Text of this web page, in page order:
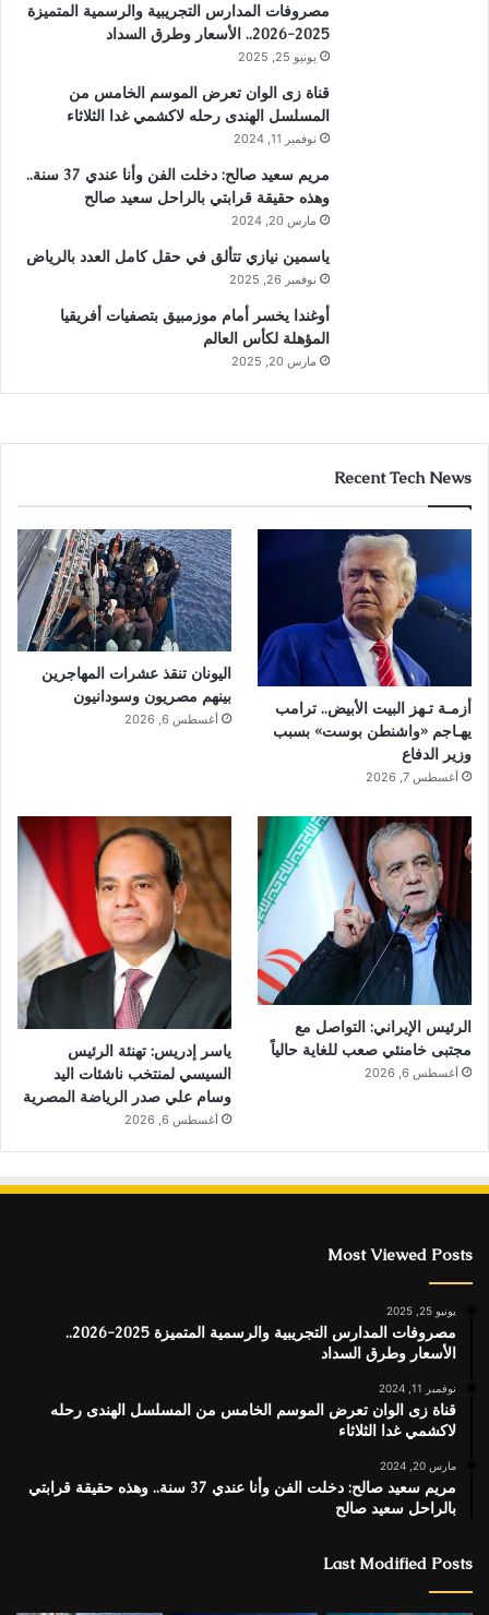
مصروفات المدارس التجريبية والرسمية المتميزة
2025-2026.. الأسعار وطرق السداد
يونيو 25, 2025
قناة زى الوان تعرض الموسم الخامس من
المسلسل الهندى رحله لاكشمي غدا الثلاثاء
نوفمبر 11, 2024
مريم سعيد صالح: دخلت الفن وأنا عندي 37 سنة..
وهذه حقيقة قرابتي بالراحل سعيد صالح
مارس 20, 2024
ياسمين نيازي تتألق في حقل كامل العدد بالرياض
نوفمبر 26, 2025
أوغندا يخسر أمام موزمبيق بتصفيات أفريقيا
المؤهلة لكأس العالم
مارس 20, 2025
Recent Tech News
أزمـة تـهز البيت الأبيض.. ترامب
يهـاجم «واشنطن بوست» بسبب
وزير الدفاع
أغسطس 7, 2026
اليونان تنقذ عشرات المهاجرين
بينهم مصريون وسودانيون
أغسطس 6, 2026
الرئيس الإيراني: التواصل مع
مجتبى خامنئي صعب للغاية حالياً
أغسطس 6, 2026
ياسر إدريس: تهنئة الرئيس
السيسي لمنتخب ناشئات اليد
وسام علي صدر الرياضة المصرية
أغسطس 6, 2026
Most Viewed Posts
يونيو 25, 2025
مصروفات المدارس التجريبية والرسمية المتميزة 2025-2026..
الأسعار وطرق السداد
نوفمبر 11, 2024
قناة زى الوان تعرض الموسم الخامس من المسلسل الهندى رحله
لاكشمي غدا الثلاثاء
مارس 20, 2024
مريم سعيد صالح: دخلت الفن وأنا عندي 37 سنة.. وهذه حقيقة قرابتي
بالراحل سعيد صالح
Last Modified Posts